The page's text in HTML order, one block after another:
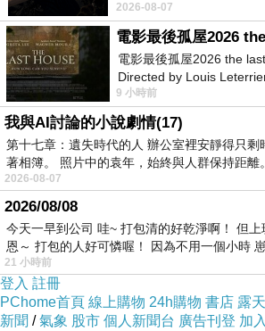
前天購買了我之前就很愛
2026-08-07
電影最後孤屋2026 the
Directed by Louis
Robinson Starring Greta
9 小時前
我與AI討論的小說劇情(17)
第十七章：遺失時代的人 辦公室裡安靜得只剩
著相簿。 照片中的袁年，始終與人群保持距離
2026-08-07
2026/08/08
今天一早到公司 哇~ 打包清的好乾淨啊！ 但
恩～ 打包的人好可憐喔！ 因為不用一個小時
21 小時前
登入 註冊
PChome首頁 線上購物 24h購物 書店 露
新聞 /氣象 股市 個人新聞台 廣告刊登 加